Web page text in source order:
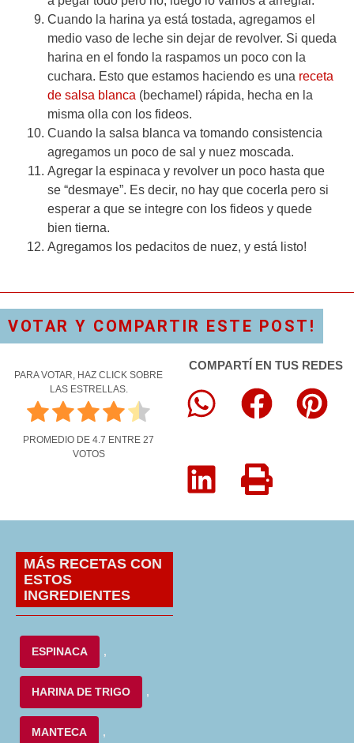
Cuando la harina ya está tostada, agregamos el
medio vaso de leche sin dejar de revolver. Si queda
harina en el fondo la raspamos un poco con la
cuchara. Esto que estamos haciendo es una receta
de salsa blanca (bechamel) rápida, hecha en la
misma olla con los fideos.
Cuando la salsa blanca va tomando consistencia
agregamos un poco de sal y nuez moscada.
Agregar la espinaca y revolver un poco hasta que
se “desmaye”. Es decir, no hay que cocerla pero si
esperar a que se integre con los fideos y quede
bien tierna.
Agregamos los pedacitos de nuez, y está listo!
VOTAR Y COMPARTIR ESTE POST!
PARA VOTAR, HAZ CLICK SOBRE
LAS ESTRELLAS.
PROMEDIO DE 4.7 ENTRE 27
VOTOS
COMPARTÍ EN TUS REDES
MÁS RECETAS CON
ESTOS
INGREDIENTES
ESPINACA ,
HARINA DE TRIGO ,
MANTECA ,